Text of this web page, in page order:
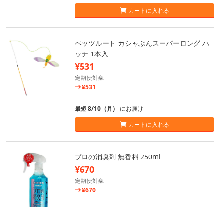
カートに入れる
ペッツルート カシャぶんスーパーロング ハ
ッチ 1本入
¥531
定期便対象
¥531
最短 8/10（月） にお届け
カートに入れる
プロの消臭剤 無香料 250ml
¥670
定期便対象
¥670